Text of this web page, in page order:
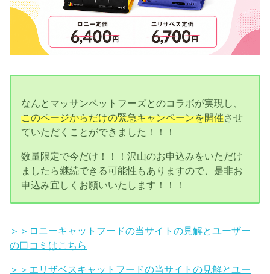
なんとマッサンペットフーズとのコラボが実現し、
このページからだけの緊急キャンペーンを開催させ
ていただくことができました！！！
数量限定で今だけ！！！沢山のお申込みをいただけ
ましたら継続できる可能性もありますので、是非お
申込み宜しくお願いいたします！！！
＞＞ロニーキャットフードの当サイトの見解とユーザー
の口コミはこちら
＞＞エリザベスキャットフードの当サイトの見解とユー